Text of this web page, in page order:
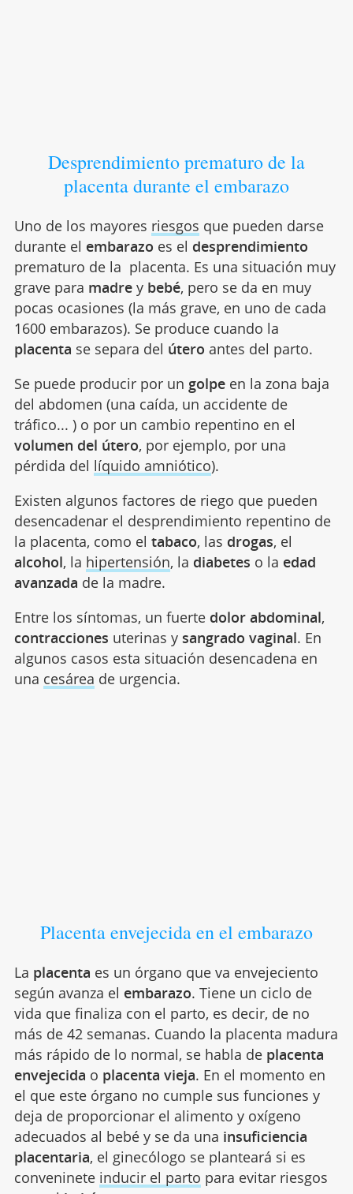
Desprendimiento prematuro de la
placenta durante el embarazo
Uno de los mayores riesgos que pueden darse
durante el embarazo es el desprendimiento
prematuro de la placenta. Es una situación muy
grave para madrey bebé, pero se da en muy
pocas ocasiones (la más grave, en uno de cada
1600 embarazos). Se produce cuando la
placenta se separa del útero antes del parto.
Se puede producir por un golpeen la zona baja
del abdomen (una caída, un accidente de
tráfico... ) o por un cambio repentino en el
volumen del útero, por ejemplo, por una
pérdida del líquido amniótico).
Existen algunos factores de riego que pueden
desencadenar el desprendimiento repentino de
la placenta, como el tabaco, las drogas, el
alcohol, la hipertensión, la diabetes o la edad
avanzada de la madre.
Entre los síntomas, un fuerte dolor abdominal,
contracciones uterinas ysangrado vaginal. En
algunos casos esta situación desencadena en
una cesárea de urgencia.
Placenta envejecida en el embarazo
La placenta es un órgano que va envejeciento
según avanza el embarazo. Tiene un ciclo de
vida que finaliza con el parto, es decir, de no
más de 42 semanas. Cuando la placenta madura
más rápido de lo normal, se habla de placenta
envejecida o placenta vieja. En el momento en
el que este órgano no cumple sus funciones y
deja de proporcionar el alimento y oxígeno
adecuados al bebé y se da una insuficiencia
placentaria, el ginecólogo se planteará si es
conveninete inducir el parto para evitar riesgos